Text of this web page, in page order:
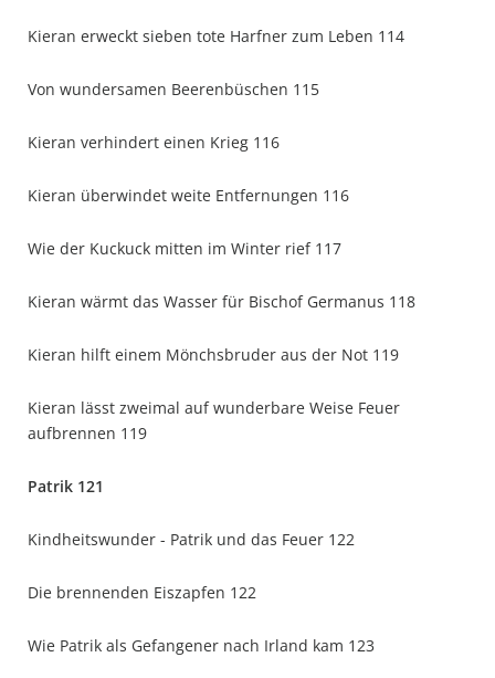
Kieran erweckt sieben tote Harfner zum Leben 114
Von wundersamen Beerenbüschen 115
Kieran verhindert einen Krieg 116
Kieran überwindet weite Entfernungen 116
Wie der Kuckuck mitten im Winter rief 117
Kieran wärmt das Wasser für Bischof Germanus 118
Kieran hilft einem Mönchsbruder aus der Not 119
Kieran lässt zweimal auf wunderbare Weise Feuer
aufbrennen 119
Patrik 121
Kindheitswunder - Patrik und das Feuer 122
Die brennenden Eiszapfen 122
Wie Patrik als Gefangener nach Irland kam 123